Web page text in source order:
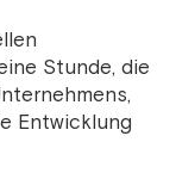
Stunde, die
Entwicklung